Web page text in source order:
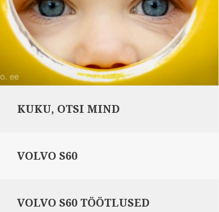
KUKU, OTSI MIND
VOLVO S60
VOLVO S60 TÖÖTLUSED